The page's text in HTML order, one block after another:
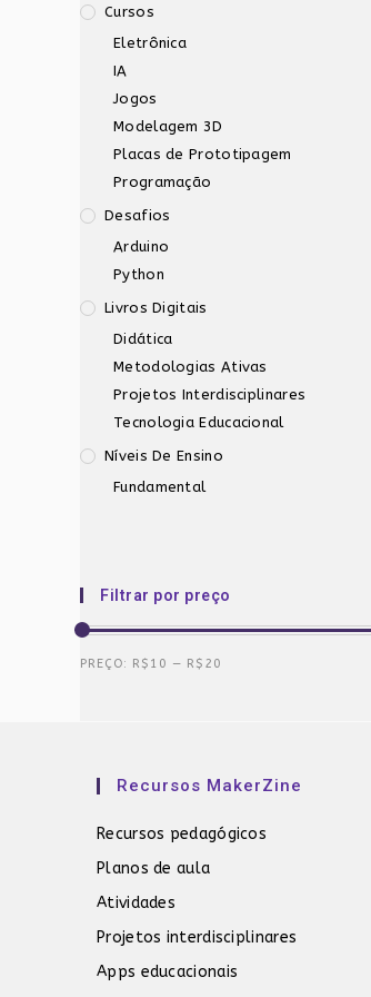
Cursos
Eletrônica
IA
Jogos
Modelagem 3D
Placas de Prototipagem
Programação
Desafios
Arduino
Python
Livros Digitais
Didática
Metodologias Ativas
Projetos Interdisciplinares
Tecnologia Educacional
Níveis De Ensino
Fundamental
Filtrar por preço
Preço
Preço
PREÇO: R$10 — R$20
Recursos MakerZine
Recursos pedagógicos
Planos de aula
Atividades
Projetos interdisciplinares
Apps educacionais